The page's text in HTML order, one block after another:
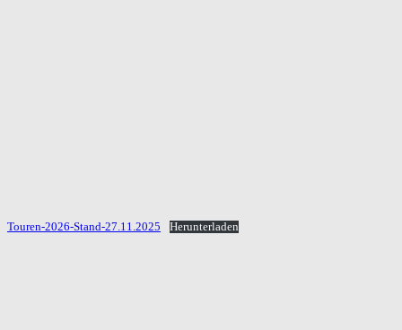
Touren-2026-Stand-27.11.2025 Herunterladen